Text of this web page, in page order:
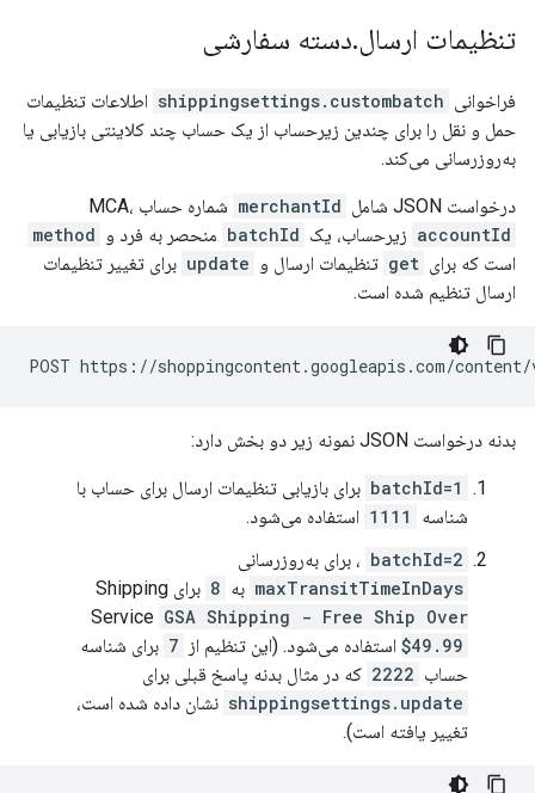
تنظیمات ارسال.دسته سفارشی
فراخوانی shippingsettings.custombatch اطلاعات تنظیمات
حمل و نقل را برای چندین زیرحساب از یک حساب چند کلاینتی بازیابی یا
به‌روزرسانی می‌کند.
درخواست JSON شامل merchantId شماره حساب MCA،
accountId زیرحساب، یک batchId منحصر به فرد و method
است که برای get تنظیمات ارسال و update برای تغییر تنظیمات
ارسال تنظیم شده است.
بدنه درخواست JSON نمونه زیر دو بخش دارد:
batchId=1 برای بازیابی تنظیمات ارسال برای حساب با
شناسه
1111 استفاده می‌شود.
batchId=2 ، برای به‌روزرسانی
maxTransitTimeInDays به 8
برای Shipping
Service GSA Shipping - Free Ship Over
$49.99 استفاده می‌شود. (این تنظیم از 7 برای شناسه
حساب 2222 که در مثال بدنه پاسخ قبلی برای
shippingsettings.update نشان داده شده است،
تغییر یافته است).